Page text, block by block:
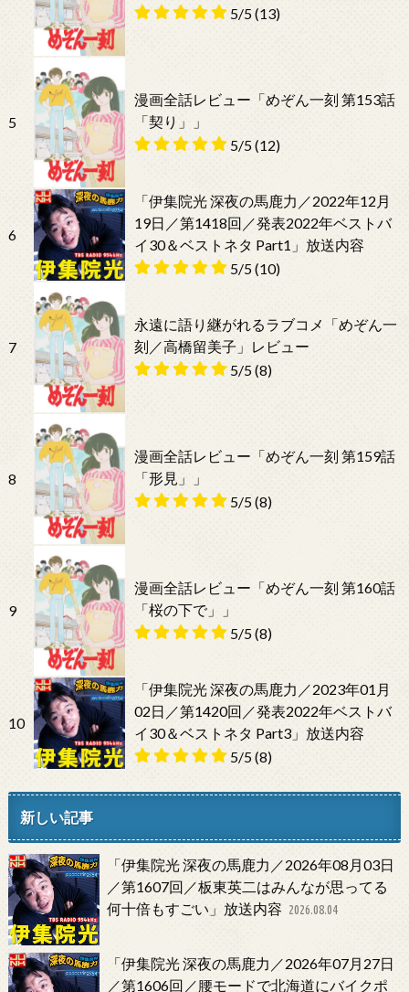
5/5(13)
5
漫画全話レビュー「めぞん一刻 第153話
「契り」」
5/5(12)
6
「伊集院光 深夜の馬鹿力／2022年12月
19日／第1418回／発表2022年ベストバ
イ30＆ベストネタ Part1」放送内容
5/5(10)
7
永遠に語り継がれるラブコメ「めぞん一
刻／高橋留美子」レビュー
5/5(8)
8
漫画全話レビュー「めぞん一刻 第159話
「形見」」
5/5(8)
9
漫画全話レビュー「めぞん一刻 第160話
「桜の下で」」
5/5(8)
10
「伊集院光 深夜の馬鹿力／2023年01月
02日／第1420回／発表2022年ベストバ
イ30＆ベストネタ Part3」放送内容
5/5(8)
新しい記事
「伊集院光 深夜の馬鹿力／2026年08月03日
／第1607回／板東英二はみんなが思ってる
何十倍もすごい」放送内容 2026.08.04
「伊集院光 深夜の馬鹿力／2026年07月27日
／第1606回／腰モードで北海道にバイクポ